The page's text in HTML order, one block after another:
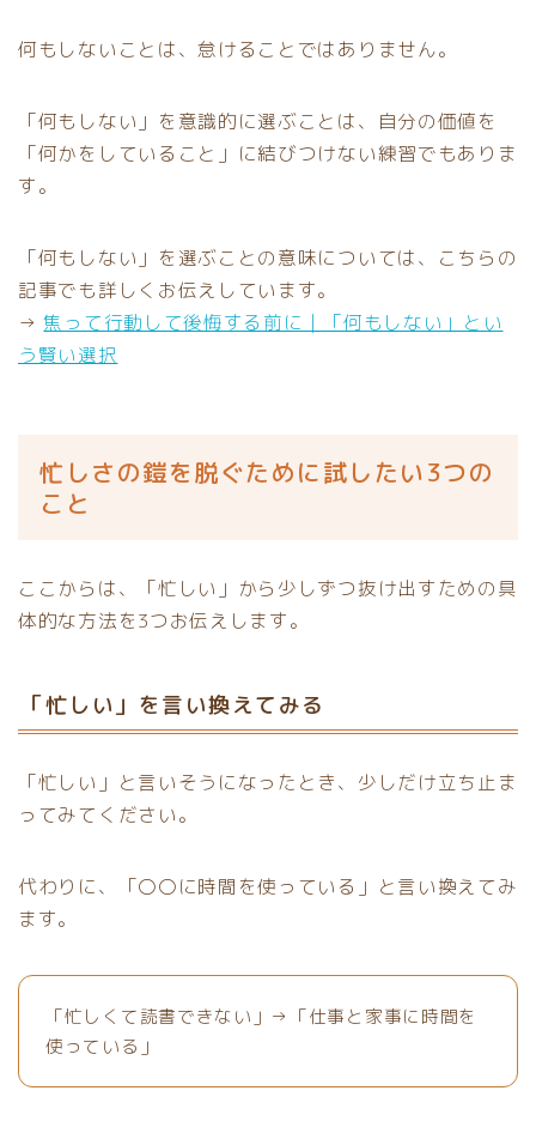
何もしないことは、怠けることではありません。
「何もしない」を意識的に選ぶことは、自分の価値を
「何かをしていること」に結びつけない練習でもありま
す。
「何もしない」を選ぶことの意味については、こちらの
記事でも詳しくお伝えしています。
→焦って行動して後悔する前に｜「何もしない」とい
う賢い選択
忙しさの鎧を脱ぐために試したい3つの
こと
ここからは、「忙しい」から少しずつ抜け出すための具
体的な方法を3つお伝えします。
「忙しい」を言い換えてみる
「忙しい」と言いそうになったとき、少しだけ立ち止ま
ってみてください。
代わりに、「〇〇に時間を使っている」と言い換えてみ
ます。
「忙しくて読書できない」→「仕事と家事に時間を
使っている」